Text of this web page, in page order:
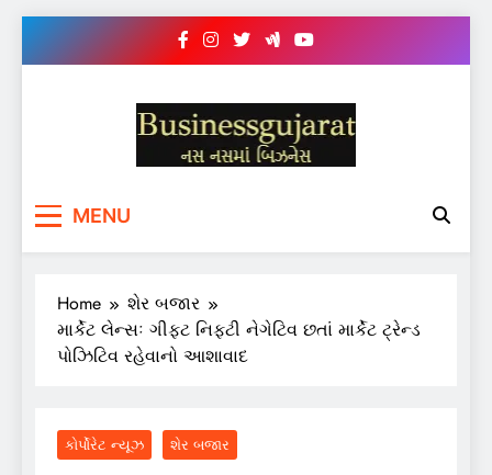
BUSINESS GUJARAT
MENU
Home
શેર બજાર
માર્કેટ લેન્સઃ ગીફ્ટ નિફ્ટી નેગેટિવ છતાં માર્કેટ ટ્રેન્ડ
પોઝિટિવ રહેવાનો આશાવાદ
કોર્પોરેટ ન્યૂઝ શેર બજાર